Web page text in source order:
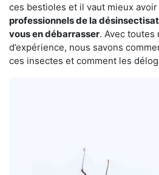
ces bestioles et il vaut mieux avoir
professionnels de la
vous en débarrasser. Avec toutes
d’expérience, nous savons
ces insectes et comment les